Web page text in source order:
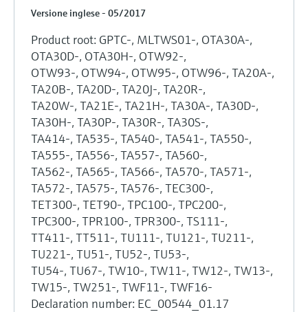
Versione inglese - 05/2017
Product root: GPTC-, MLTWS01-, OTA30A-,
OTA30D-, OTA30H-, OTW92-,
OTW93-, OTW94-, OTW95-, OTW96-, TA20A-,
TA20B-, TA20D-, TA20J-, TA20R-,
TA20W-, TA21E-, TA21H-, TA30A-, TA30D-,
TA30H-, TA30P-, TA30R-, TA30S-,
TA414-, TA535-, TA540-, TA541-, TA550-,
TA555-, TA556-, TA557-, TA560-,
TA562-, TA565-, TA566-, TA570-, TA571-,
TA572-, TA575-, TA576-, TEC300-,
TET300-, TET90-, TPC100-, TPC200-,
TPC300-, TPR100-, TPR300-, TS111-,
TT411-, TT511-, TU111-, TU121-, TU211-,
TU221-, TU51-, TU52-, TU53-,
TU54-, TU67-, TW10-, TW11-, TW12-, TW13-,
TW15-, TW251-, TWF11-, TWF16-
Declaration number: EC_00544_01.17